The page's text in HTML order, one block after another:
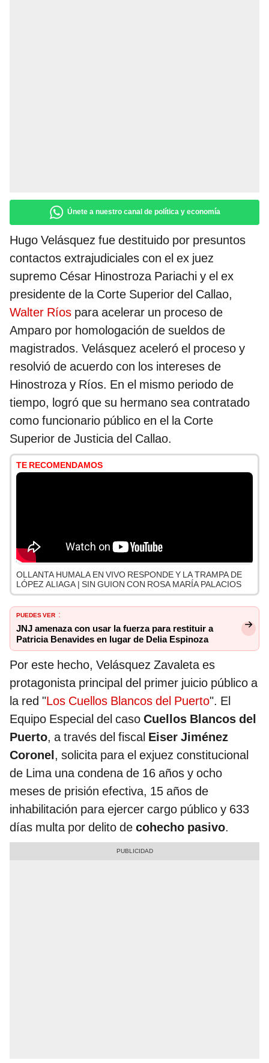
Únete a nuestro canal de política y economía
Hugo Velásquez fue destituido por presuntos
contactos extrajudiciales con el ex juez
supremo César Hinostroza Pariachi y el ex
presidente de la Corte Superior del Callao,
Walter Ríos para acelerar un proceso de
Amparo por homologación de sueldos de
magistrados. Velásquez aceleró el proceso y
resolvió de acuerdo con los intereses de
Hinostroza y Ríos. En el mismo periodo de
tiempo, logró que su hermano sea contratado
como funcionario público en el la Corte
Superior de Justicia del Callao.
TE RECOMENDAMOS
OLLANTA HUMALA EN VIVO RESPONDE Y LA TRAMPA DE
LÓPEZ ALIAGA | SIN GUION CON ROSA MARÍA PALACIOS
PUEDES VER :
JNJ amenaza con usar la fuerza para restituir a
Patricia Benavides en lugar de Delia Espinoza
Por este hecho, Velásquez Zavaleta es
protagonista principal del primer juicio público a
la red "Los Cuellos Blancos del Puerto". El
Equipo Especial del caso Cuellos Blancos del
Puerto, a través del fiscal Eiser Jiménez
Coronel, solicita para el exjuez constitucional
de Lima una condena de 16 años y ocho
meses de prisión efectiva, 15 años de
inhabilitación para ejercer cargo público y 633
días multa por delito de cohecho pasivo.